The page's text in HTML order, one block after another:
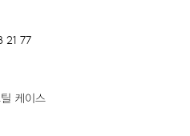
21 77
케이스